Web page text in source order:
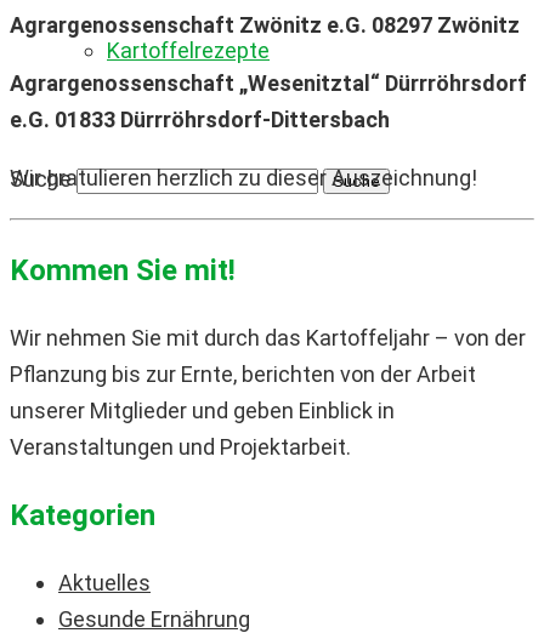
Kartoffelrezepte
Suche
Agrargenossenschaft Zwönitz e.G. 08297 Zwönitz
Agrargenossenschaft „Wesenitztal“ Dürrröhrsdorf
e.G. 01833 Dürrröhrsdorf-Dittersbach
Wir gratulieren herzlich zu dieser Auszeichnung!
Kommen Sie mit!
Wir nehmen Sie mit durch das Kartoffeljahr – von der
Pflanzung bis zur Ernte, berichten von der Arbeit
unserer Mitglieder und geben Einblick in
Veranstaltungen und Projektarbeit.
Kategorien
Aktuelles
Gesunde Ernährung